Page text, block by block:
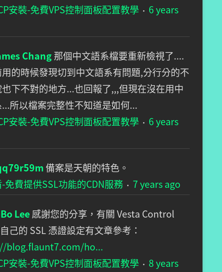
安裝-免費VPS控制面板配置教學 · 6 years
Chang那個中文語系檔要重新檢視了....
的時候發現切到中文語系有問題,分行分的不
下不對的地方...也回報了,,,但現在沒在用中
所以檔案完整性不知道是如何...
安裝-免費VPS控制面板配置教學 · 6 years
備案是天朝的特色。
免費提供SSL功能的CDN服務 · 7 years ago
Lee感謝您的分享，有關 Vesta Control
己的 SSL 憑證設定有文章參考：
blog.flaunt7.com/ho...
安裝-免費VPS控制面板配置教學 · 8 years